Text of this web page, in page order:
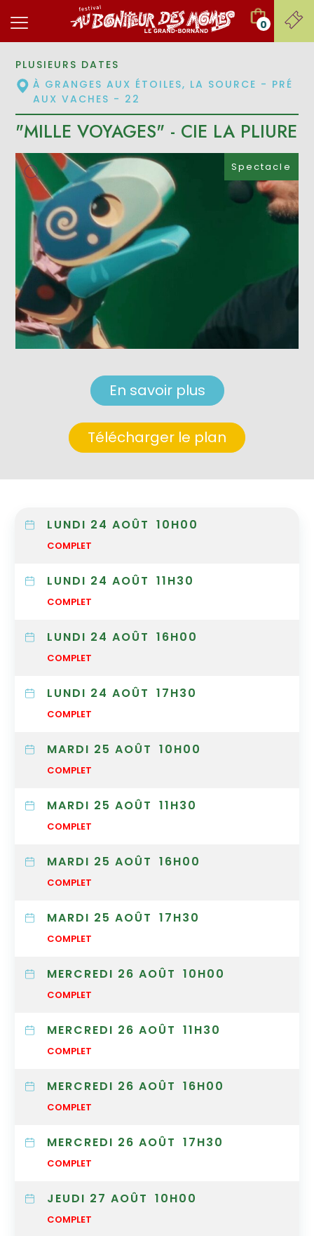
0
Télécharger le plan
En savoir plus
Spectacle
PLUSIEURS DATES
À GRANGES AUX ÉTOILES, LA SOURCE - PRÉ
AUX VACHES - 22
"MILLE VOYAGES" - CIE LA PLIURE
LUNDI 24 AOÛT 10H00
COMPLET
LUNDI 24 AOÛT 11H30
COMPLET
LUNDI 24 AOÛT 16H00
COMPLET
LUNDI 24 AOÛT 17H30
COMPLET
MARDI 25 AOÛT 10H00
COMPLET
MARDI 25 AOÛT 11H30
COMPLET
MARDI 25 AOÛT 16H00
COMPLET
MARDI 25 AOÛT 17H30
COMPLET
MERCREDI 26 AOÛT 10H00
COMPLET
MERCREDI 26 AOÛT 11H30
COMPLET
MERCREDI 26 AOÛT 16H00
COMPLET
MERCREDI 26 AOÛT 17H30
COMPLET
JEUDI 27 AOÛT 10H00
COMPLET